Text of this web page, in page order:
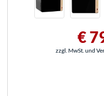
€
zzgl. MwSt. und